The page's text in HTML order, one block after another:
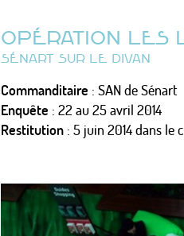
OPÉRATION LES
SÉNART SUR LE DIVAN
Commanditaire : SAN de Sénart
Enquête : 22 au 25 avril 2014
Restitution : 5 juin 2014 dans le